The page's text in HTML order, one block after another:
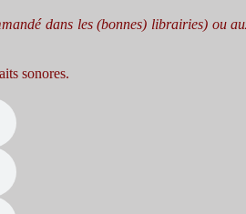
dans les (bonnes) librairies) ou
sonores.